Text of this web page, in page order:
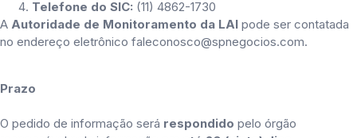
Telefone do SIC: (11) 4862-1730
A Autoridade de Monitoramento da LAI pode ser contatada
no endereço eletrônico faleconosco@spnegocios.com.
Prazo
O pedido de informação será respondido pelo órgão